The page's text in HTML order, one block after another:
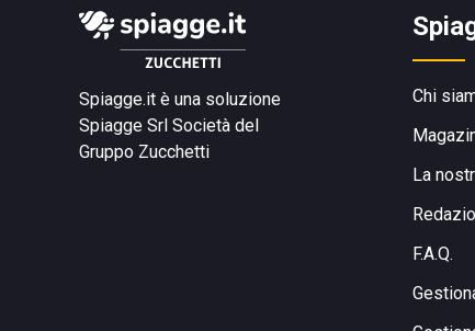
Spiagge.it è una soluzione
Spiagge Srl Società del
Gruppo Zucchetti
Chi
La
F.A.Q.